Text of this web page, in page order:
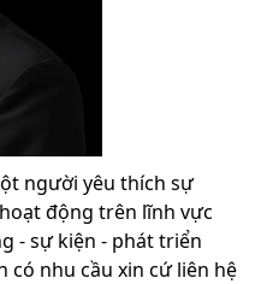
người yêu thích sự
động trên lĩnh vực
- sự kiện - phát triển
có nhu cầu xin cứ liên hệ